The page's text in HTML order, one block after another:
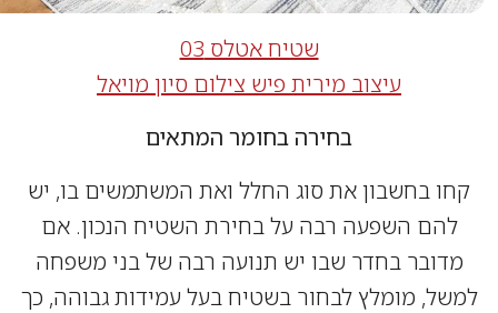
שטיח אטלס 03
עיצוב מירית פיש צילום סיון מויאל
בחירה בחומר המתאים
בחשבון את סוג החלל ואת המשתמשים בו, יש
השפעה רבה על בחירת השטיח הנכון. אם
בחדר שבו יש תנועה רבה של בני משפחה
מומלץ לבחור בשטיח בעל עמידות גבוהה, כך